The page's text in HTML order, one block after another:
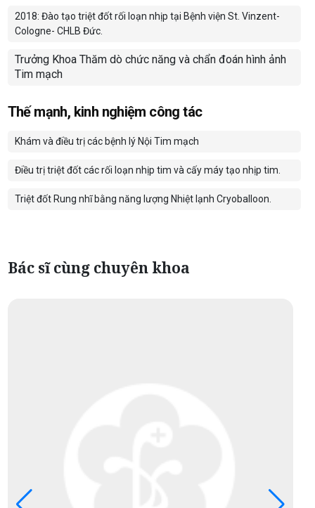
2018: Đào tạo triệt đốt rối loạn nhịp tại Bệnh viện St. Vinzent-
Cologne- CHLB Đức.
Trưởng Khoa Thăm dò chức năng và chẩn đoán hình ảnh
Tim mạch
Thế mạnh, kinh nghiệm công tác
Khám và điều trị các bệnh lý Nội Tim mạch
Điều trị triệt đốt các rối loạn nhịp tim và cấy máy tạo nhịp tim.
Triệt đốt Rung nhĩ bằng năng lượng Nhiệt lạnh Cryoballoon.
Bác sĩ cùng chuyên khoa